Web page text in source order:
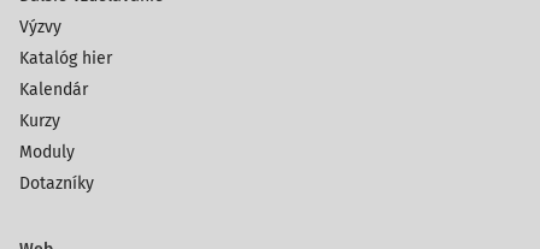
Výzvy
Katalóg hier
Kalendár
Kurzy
Moduly
Dotazníky